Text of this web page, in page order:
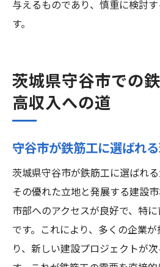
与えるものであり、慎重に検討
す。
茨城県守谷市での
高収入への道
守谷市が鉄筋工に選ばれ
茨城県守谷市が鉄筋工に選ばれ
その優れた立地と発展する建設
市部へのアクセスが良好で、特
です。これにより、多くの企業
り、新しい建設プロジェクトが